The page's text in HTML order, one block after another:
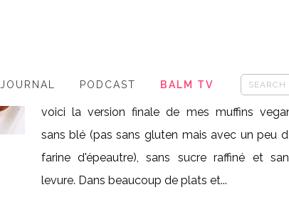
JOURNAL PODCAST BALM TV
Après avoir testé, modifié, ajusté ma
voici la version finale de mes muffins
sans blé (pas sans gluten mais avec un peu
farine d'épeautre), sans sucre raffiné et
levure. Dans beaucoup de plats et...